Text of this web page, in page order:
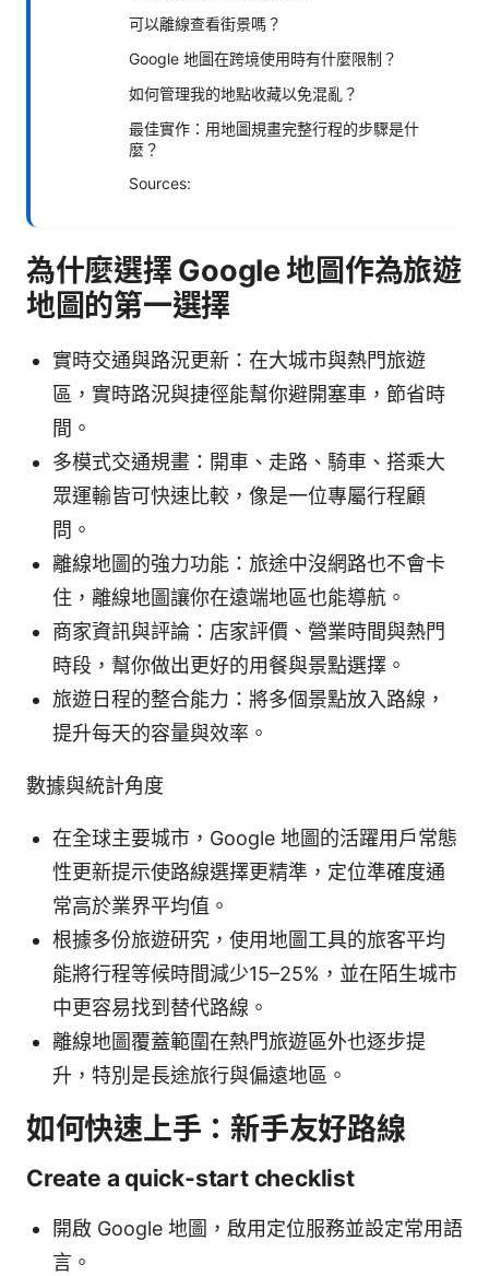
可以離線查看街景嗎？
Google 地圖在跨境使用時有什麼限制？
如何管理我的地點收藏以免混亂？
最佳實作：用地圖規畫完整行程的步驟是什
麼？
Sources:
為什麼選擇 Google 地圖作為旅遊
地圖的第一選擇
實時交通與路況更新：在大城市與熱門旅遊
區，實時路況與捷徑能幫你避開塞車，節省時
間。
多模式交通規畫：開車、走路、騎車、搭乘大
眾運輸皆可快速比較，像是一位專屬行程顧
問。
離線地圖的強力功能：旅途中沒網路也不會卡
住，離線地圖讓你在遠端地區也能導航。
商家資訊與評論：店家評價、營業時間與熱門
時段，幫你做出更好的用餐與景點選擇。
旅遊日程的整合能力：將多個景點放入路線，
提升每天的容量與效率。
數據與統計角度
在全球主要城市，Google 地圖的活躍用戶常態
性更新提示使路線選擇更精準，定位準確度通
常高於業界平均值。
根據多份旅遊研究，使用地圖工具的旅客平均
能將行程等候時間減少15–25%，並在陌生城市
中更容易找到替代路線。
離線地圖覆蓋範圍在熱門旅遊區外也逐步提
升，特別是長途旅行與偏遠地區。
如何快速上手：新手友好路線
Create a quick-start checklist
開啟 Google 地圖，啟用定位服務並設定常用語
言。